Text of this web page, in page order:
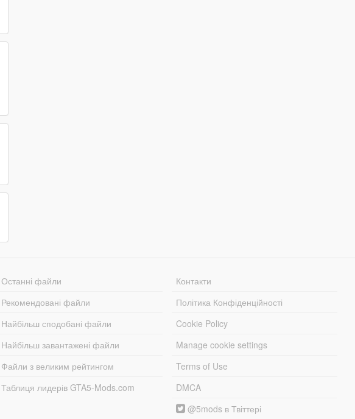
Останні файли
Рекомендовані файли
Найбільш сподобані файли
Найбільш завантажені файли
Файли з великим рейтингом
Таблиця лидерів GTA5-Mods.com
Контакти
Політика Конфіденційності
Cookie Policy
Manage cookie settings
Terms of Use
DMCA
@5mods в Твіттері